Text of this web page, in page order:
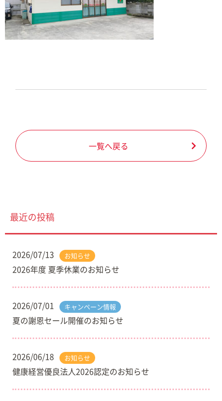
一覧へ戻る
最近の投稿
2026/07/13 お知らせ
2026年度 夏季休業のお知らせ
2026/07/01 キャンペーン情報
夏の謝恩セール開催のお知らせ
2026/06/18 お知らせ
健康経営優良法人2026認定のお知らせ